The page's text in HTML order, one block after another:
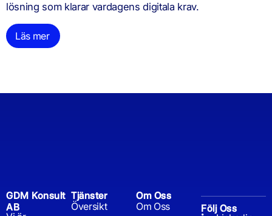
lösning som klarar vardagens digitala krav.
Läs mer
GDM Konsult
AB
Tjänster
Översikt
Om Oss
Om Oss
Följ Oss